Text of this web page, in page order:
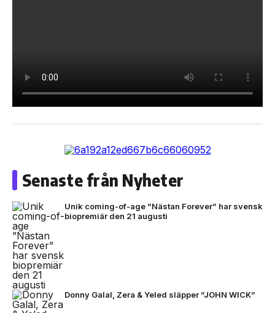
Senaste från Nyheter
Unik coming-of-age ”Nästan Forever” har svensk
biopremiär den 21 augusti
Donny Galal, Zera & Yeled släpper ”JOHN WICK”